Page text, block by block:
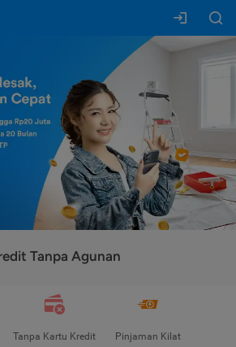
Tanpa Agunan
Tanpa Kartu Kredit Pinjaman Kilat